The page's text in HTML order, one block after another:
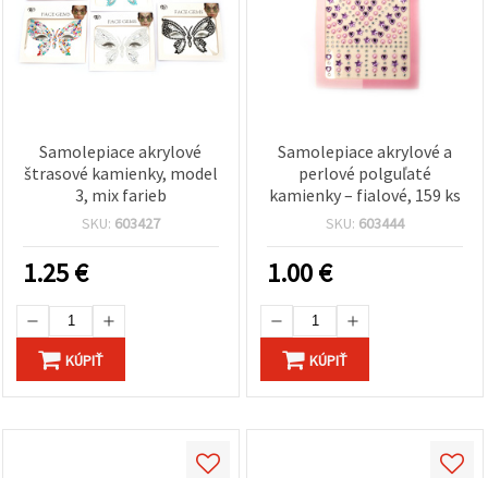
Samolepiace akrylové
štrasové kamienky, model
3, mix farieb
SKU: 603427
1.25€
KÚPIŤ
Samolepiace akrylové a
perlové polguľaté
kamienky – fialové, 159 ks
SKU: 603444
1.00€
KÚPIŤ